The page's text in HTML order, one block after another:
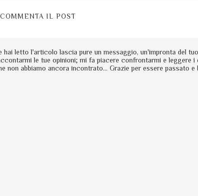
COMMENTA IL POST
hai letto l'articolo lascia pure un messaggio, un'impronta del
le tue opinioni; mi fa piacere confrontarmi e leggere
non abbiamo ancora incontrato... Grazie per essere passato